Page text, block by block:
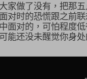
家做了没有，把那
对时的恐慌跟之前
面对的，可怕程度
能还没未醒觉你身处